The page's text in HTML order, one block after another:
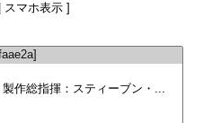
| スマホ表示 ]